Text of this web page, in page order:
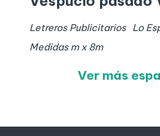
Letreros Publicitarios
Lo
Medidas m x 8m
Ver más